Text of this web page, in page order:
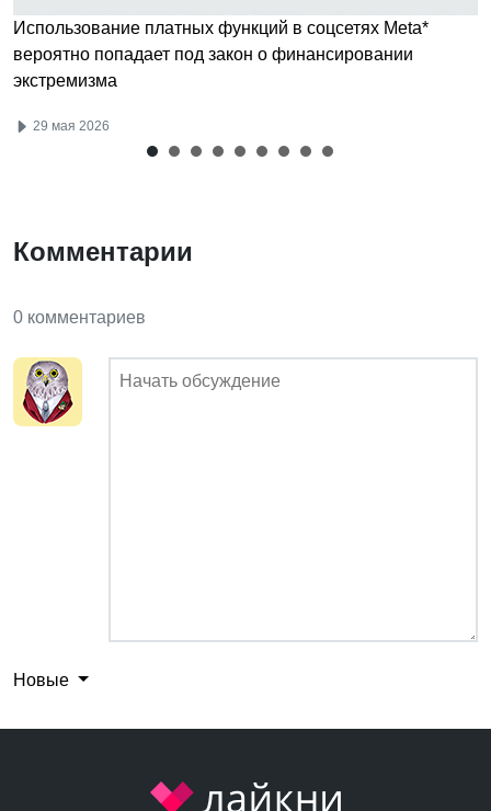
Использование платных функций в соцсетях Meta*
вероятно попадает под закон о финансировании
экстремизма
29 мая 2026
Комментарии
0 комментариев
Новые